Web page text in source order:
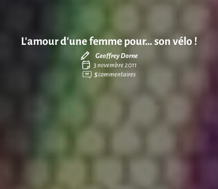
L’amour d’une femme pour… son vélo !
Geoffrey Dorne
3 novembre 2011
5commentaires